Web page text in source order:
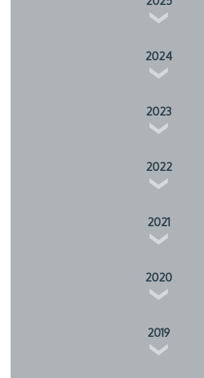
2024
2023
2022
2021
2020
2019